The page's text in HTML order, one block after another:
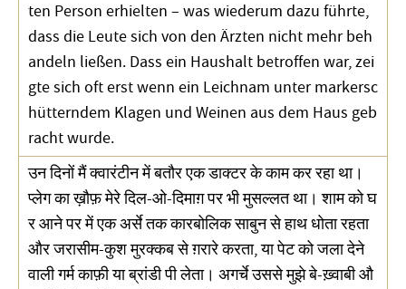
ten Person erhielten – was wiederum dazu führte,
dass die Leute sich von den Ärzten nicht mehr beh
andeln ließen. Dass ein Haushalt betroffen war, zei
gte sich oft erst wenn ein Leichnam unter markersc
hütterndem Klagen und Weinen aus dem Haus geb
racht wurde.
उन दिनों मैं क्वारंटीन में बतौर एक डाक्टर के काम कर रहा था।
प्लेग का ख़ौफ़ मेरे दिल-ओ-दिमाग़ पर भी मुसल्लत था। शाम को घ
र आने पर में एक अर्से तक कारबोलिक साबुन से हाथ धोता रहता
और जरासीम-कुश मुरक्कब से ग़रारे करता, या पेट को जला देने
वाली गर्म काफ़ी या ब्रांडी पी लेता। अगर्चे उससे मुझे बे-ख़्वाबी औ